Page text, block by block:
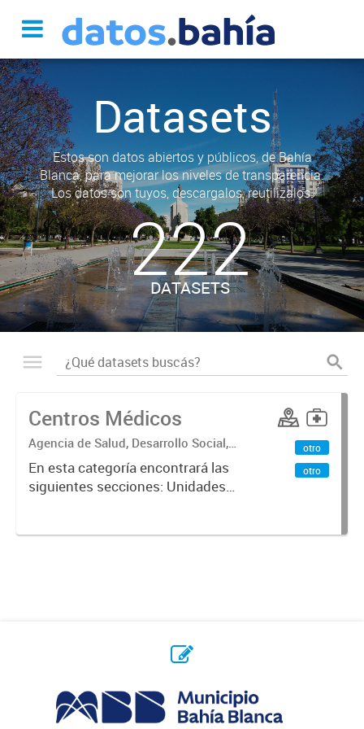
Datasets
Estos son datos abiertos y públicos, de Bahía
Blanca, para mejorar los niveles de transparencia.
Los datos son tuyos, descargalos, reutilizalos.
222
DATASETS
Centros Médicos
Agencia de Salud, Desarrollo Social,
Ambiente y Hábitat
En esta categoría encontrará las
siguientes secciones: Unidades
Respiratorios,
otro
otro